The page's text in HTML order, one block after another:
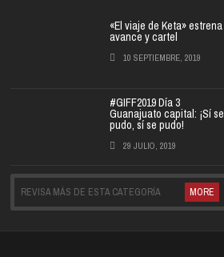
«El viaje de Keta» estrena
avance y cartel
10 SEPTIEMBRE, 2019
#GIFF2019 Día 3
Guanajuato capital: ¡Sí se
pudo, sí se pudo!
29 JULIO, 2019
REVISA MÁS DE ESTA CATEGORÍA MORE